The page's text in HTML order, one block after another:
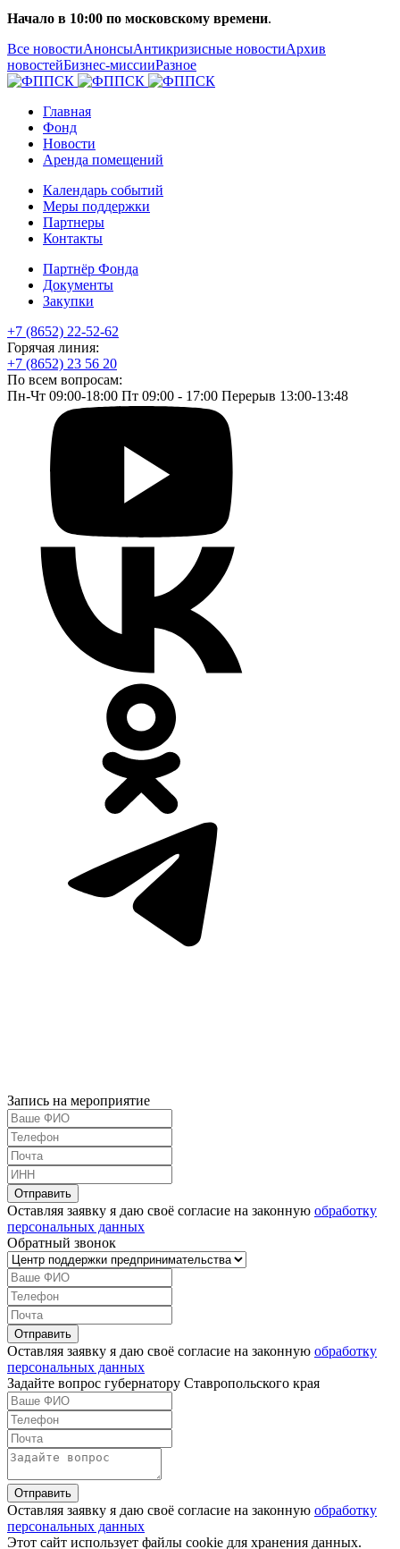
Начало в 10:00 по московскому времени.
Все новостиАнонсыАнтикризисные новостиАрхив
новостейБизнес-миссииРазное
Главная
Фонд
Новости
Аренда помещений
Календарь событий
Меры поддержки
Партнеры
Контакты
Партнёр Фонда
Документы
Закупки
+7 (8652) 22-52-62
Горячая линия:
+7 (8652) 23 56 20
По всем вопросам:
Пн-Чт 09:00-18:00 Пт 09:00 - 17:00 Перерыв 13:00-13:48
Запись на мероприятие
Оставляя заявку я даю своё согласие на законную обработку
персональных данных
Обратный звонок
Оставляя заявку я даю своё согласие на законную обработку
персональных данных
Задайте вопрос губернатору Ставропольского края
Оставляя заявку я даю своё согласие на законную обработку
персональных данных
Этот сайт использует файлы cookie для хранения данных.